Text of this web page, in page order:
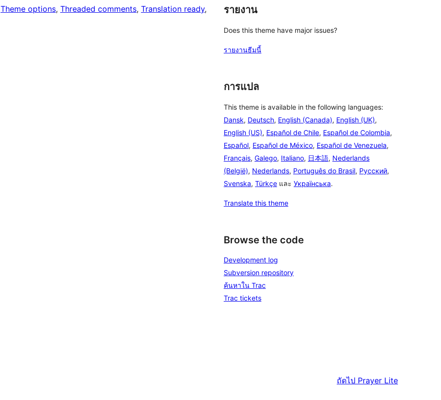
Theme options, Threaded comments, Translation ready รายงาน
Does this theme have major issues?
รายงานธีมนี้
การแปล
This theme is available in the following languages:
Dansk, Deutsch, English (Canada), English (UK),
English (US), Español de Chile, Español de Colombia,
Español, Español de México, Español de Venezuela,
Français, Galego, Italiano, 日本語, Nederlands
(België), Nederlands, Português do Brasil, Русский,
Svenska, Türkçe และ Українська.
Translate this theme
Browse the code
Development log
Subversion repository
ค้นหาใน Trac
Trac tickets
ถัดไป Prayer Lite